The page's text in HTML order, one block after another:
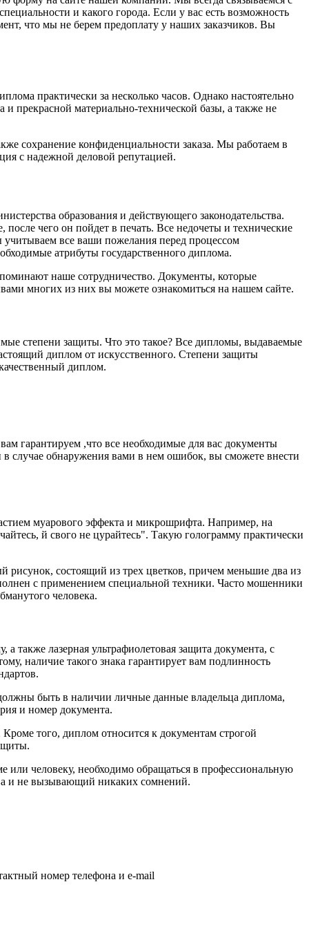
и какого города. Если у вас есть возможность
что мы не берем предоплату у наших заказчиков. Вы
практически за несколько часов. Однако настоятельно
прекрасной материально-технической базы, а также не
сохранение конфиденциальности заказа. Мы работаем в
с надежной деловой репутацией.
образования и действующего законодательства.
чего он пойдет в печать. Все недочеты и технические
все ваши пожелания перед процессом
атрибуты государственного диплома.
наше сотрудничество. Документы, которые
многих из них вы можете ознакомиться на нашем сайте.
степени защиты. Что это такое? Все дипломы, выдаваемые
диплом от искусственного. Степени защиты
диплом.
гарантируем ,что все необходимые для вас документы
случае обнаружения вами в нем ошибок, вы сможете внести
муарового эффекта и микрошрифта. Например, на
й свого не цурайтесь". Такую голограмму практически
рисунок, состоящий из трех цветков, причем меньшие два из
с применением специальной техники. Часто мошенники
человека.
лазерная ультрафиолетовая защита документа, с
наличие такого знака гарантирует вам подлинность
быть в наличии личные данные владельца диплома,
и номер документа.
того, диплом относится к документам строгой
или человеку, необходимо обращаться в профессиональную
и не вызывающий никаких сомнений.
номер телефона и e-mail